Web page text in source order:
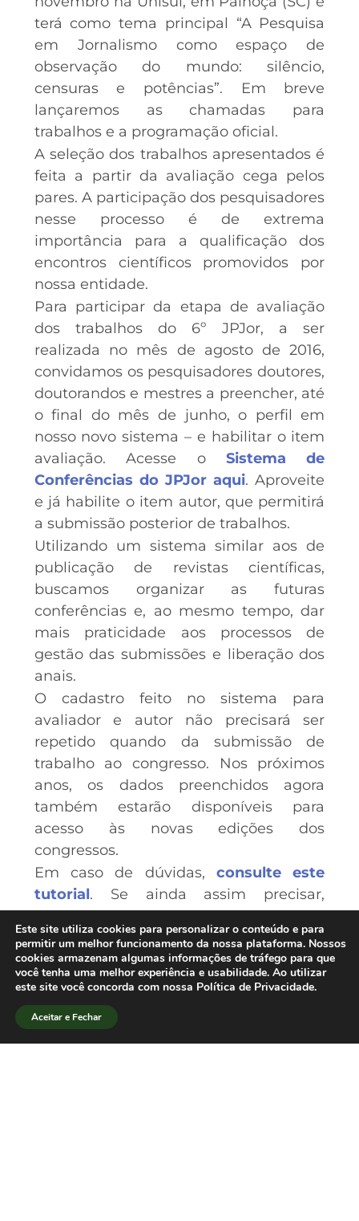
terá como tema principal “A Pesquisa
em Jornalismo como espaço de
observação do mundo: silêncio,
censuras e potências”. Em breve
lançaremos as chamadas para
trabalhos e a programação oficial.
A seleção dos trabalhos apresentados é
feita a partir da avaliação cega pelos
pares. A participação dos pesquisadores
nesse processo é de extrema
importância para a qualificação dos
encontros científicos promovidos por
nossa entidade.
Para participar da etapa de avaliação
dos trabalhos do 6º JPJor, a ser
realizada no mês de agosto de 2016,
convidamos os pesquisadores doutores,
doutorandos e mestres a preencher, até
o final do mês de junho, o perfil em
nosso novo sistema – e habilitar o item
avaliação. Acesse o Sistema de
Conferências do JPJor aqui. Aproveite
e já habilite o item autor, que permitirá
a submissão posterior de trabalhos.
Utilizando um sistema similar aos de
publicação de revistas científicas,
buscamos organizar as futuras
conferências e, ao mesmo tempo, dar
mais praticidade aos processos de
gestão das submissões e liberação dos
anais.
O cadastro feito no sistema para
avaliador e autor não precisará ser
repetido quando da submissão de
trabalho ao congresso. Nos próximos
anos, os dados preenchidos agora
também estarão disponíveis para
acesso às novas edições dos
congressos.
Em caso de dúvidas,consulte este
tutorial. Se ainda assim precisar,
estamos à disposição por meio do e-
mailsbpjor.jpjor@gmail.com.
Cordialmente,
Josenildo Guerra e Marcelo Träsel
Coordenadores do VI JPJor
sbpjor.jpjor@gmail.com
Este site utiliza cookies para personalizar o conteúdo e para
permitir um melhor funcionamento da nossa plataforma. Nossos
cookies armazenam algumas informações de tráfego para que
você tenha uma melhor experiência e usabilidade. Ao utilizar
este site você concorda com nossa Política de Privacidade.
Aceitar e Fechar